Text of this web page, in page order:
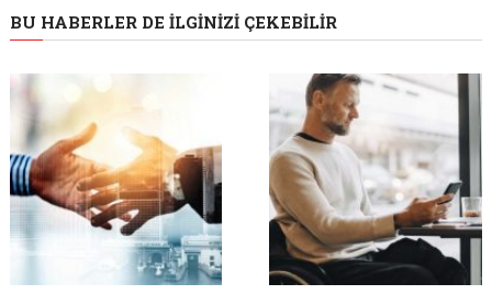
BU HABERLER DE İLGINIZI ÇEKEBILIR